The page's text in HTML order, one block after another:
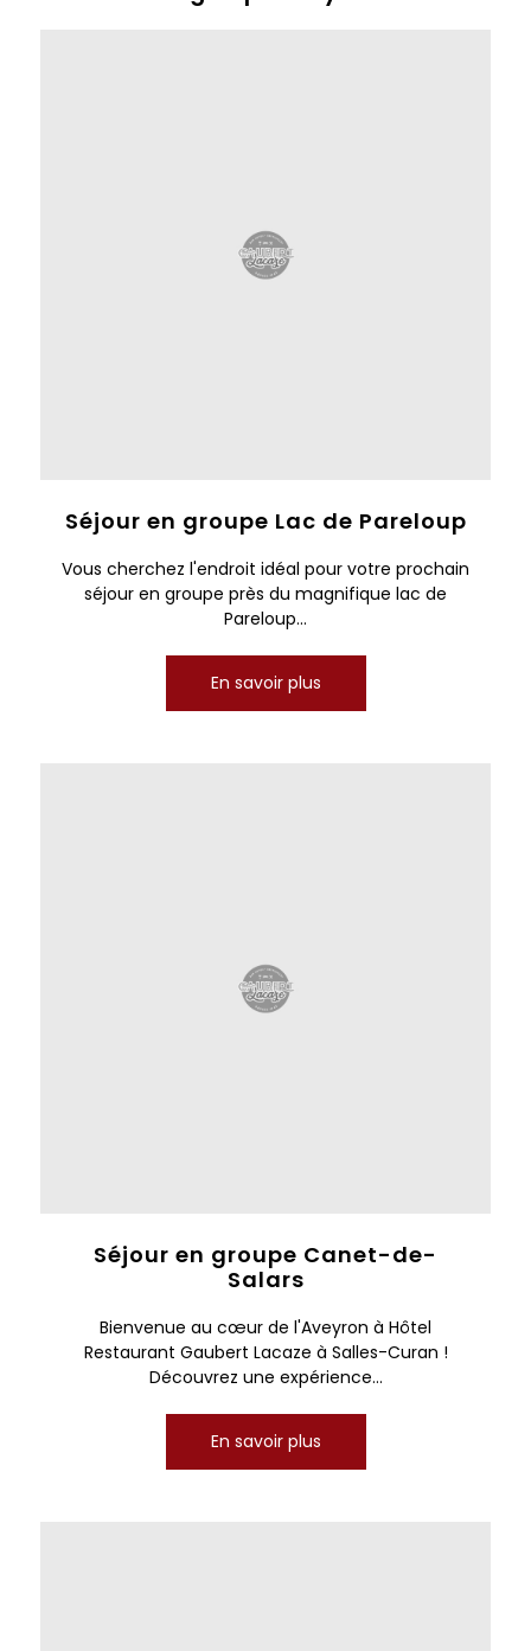
Séjour en groupe Lac de Pareloup
Vous cherchez l'endroit idéal pour votre prochain
séjour en groupe près du magnifique lac de
Pareloup...
En savoir plus
Séjour en groupe Canet-de-
Salars
Bienvenue au cœur de l'Aveyron à Hôtel
Restaurant Gaubert Lacaze à Salles-Curan !
Découvrez une expérience...
En savoir plus